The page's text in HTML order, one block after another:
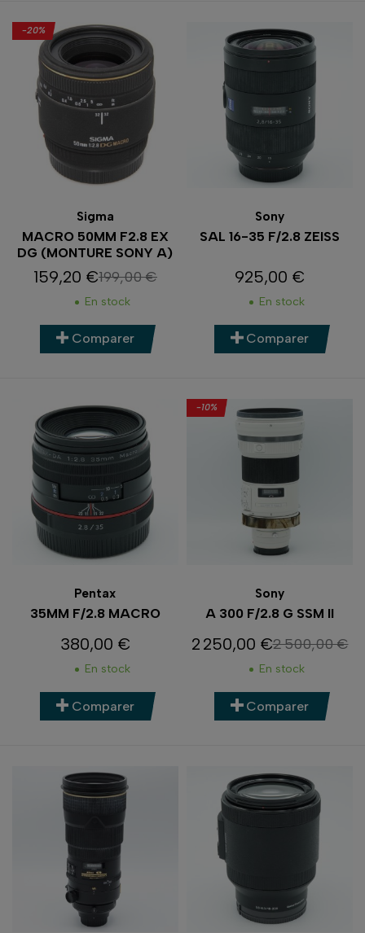
-20%
Sigma
MACRO 50MM F2.8 EX
DG (MONTURE SONY A)
Prix
159,20 €Prix de base
199,00 €
En stock
Comparer
Sony
SAL 16-35 F/2.8 ZEISS
Prix
925,00 €
En stock
Comparer
Pentax
35MM F/2.8 MACRO
Prix
380,00 €
En stock
Comparer
-10%
Sony
A 300 F/2.8 G SSM II
Prix
2 250,00 €Prix de base
2 500,00 €
En stock
Comparer